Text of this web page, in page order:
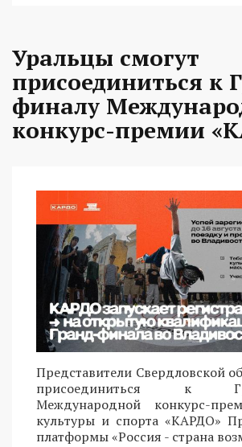
Уральцы смогут
присоединиться к
финалу
конкурс-премии
Представители Свердловской
присоединиться к
Международной конкурс-
культуры и спорта «КАРДО»
платформы «Россия - страна